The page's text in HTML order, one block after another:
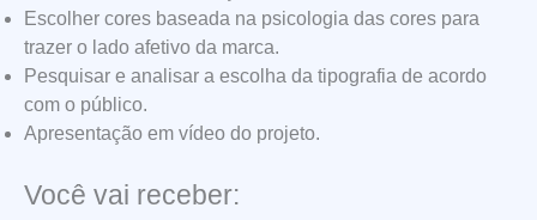
Escolher cores baseada na psicologia das cores para
trazer o lado afetivo da marca.
Pesquisar e analisar a escolha da tipografia de acordo
com o público.
Apresentação em vídeo do projeto.
Você vai receber: